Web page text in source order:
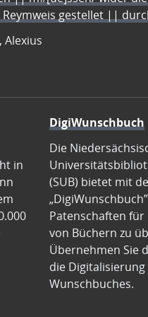
gestellet ||
Alexius
in
DigiWunschbuch
Die
(SUB) bietet mit
Patenschaften
von Büchern zu
Übernehmen Sie
die Digitalisierung
Wunschbuches.